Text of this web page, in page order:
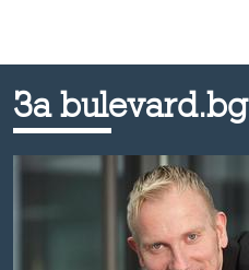
За bulevard.bg